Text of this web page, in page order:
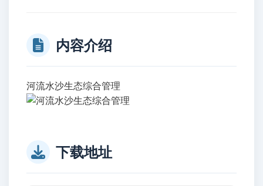
内容介绍
河流水沙生态综合管理
下载地址